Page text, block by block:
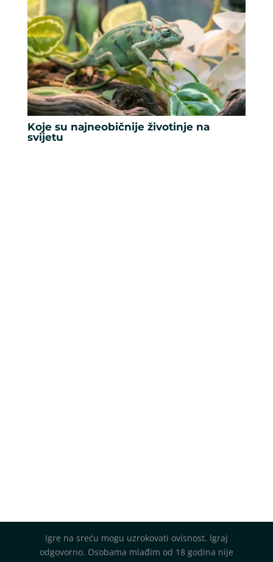
Koje su najneobičnije životinje na
svijetu
Igre na sreću mogu uzrokovati ovisnost. Igraj
odgovorno. Osobama mlađim od 18 godina nije